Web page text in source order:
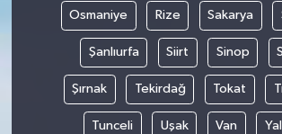
Osmaniye Rize Sakarya
Şanlıurfa Siirt Sinop
Şırnak Tekirdağ Tokat
Tunceli Uşak Van